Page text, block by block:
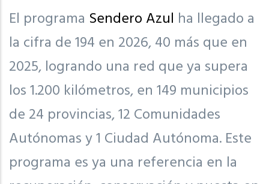
El programa Sendero Azul ha llegado a
la cifra de 194 en 2026, 40 más que en
2025, logrando una red que ya supera
los 1.200 kilómetros, en 149 municipios
de 24 provincias, 12 Comunidades
Autónomas y 1 Ciudad Autónoma. Este
programa es ya una referencia en la